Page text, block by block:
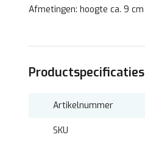
Afmetingen: hoogte ca. 9 cm
Productspecificaties
Artikelnummer
SKU